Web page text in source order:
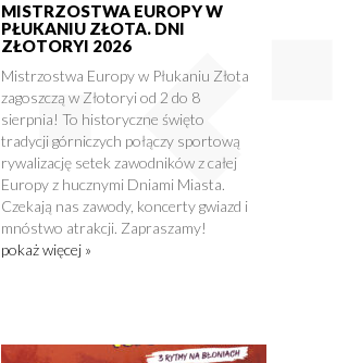
MISTRZOSTWA EUROPY W
PŁUKANIU ZŁOTA. DNI
ZŁOTORYI 2026
Mistrzostwa Europy w Płukaniu Złota
zagoszczą w Złotoryi od 2 do 8
sierpnia! To historyczne święto
tradycji górniczych połączy sportową
rywalizację setek zawodników z całej
Europy z hucznymi Dniami Miasta.
Czekają nas zawody, koncerty gwiazd i
mnóstwo atrakcji. Zapraszamy!
pokaż więcej »